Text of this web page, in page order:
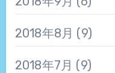
2018年8月 (9)
2018年7月 (9)